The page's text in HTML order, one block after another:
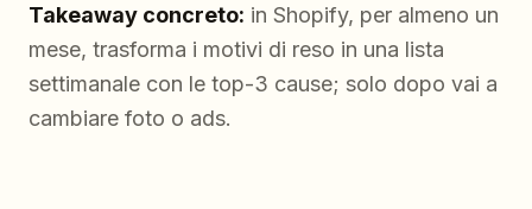
Takeaway concreto: in Shopify, per almeno un
mese, trasforma i motivi di reso in una lista
settimanale con le top-3 cause; solo dopo vai a
cambiare foto o ads.